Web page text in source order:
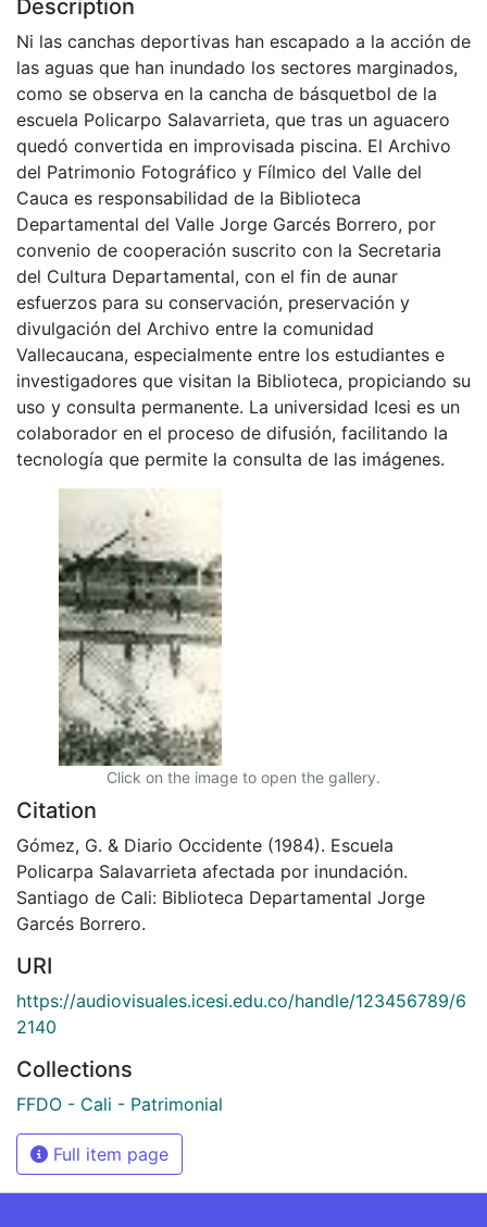
Description
Ni las canchas deportivas han escapado a la acción de
las aguas que han inundado los sectores marginados,
como se observa en la cancha de básquetbol de la
escuela Policarpo Salavarrieta, que tras un aguacero
quedó convertida en improvisada piscina. El Archivo
del Patrimonio Fotográfico y Fílmico del Valle del
Cauca es responsabilidad de la Biblioteca
Departamental del Valle Jorge Garcés Borrero, por
convenio de cooperación suscrito con la Secretaria
del Cultura Departamental, con el fin de aunar
esfuerzos para su conservación, preservación y
divulgación del Archivo entre la comunidad
Vallecaucana, especialmente entre los estudiantes e
investigadores que visitan la Biblioteca, propiciando su
uso y consulta permanente. La universidad Icesi es un
colaborador en el proceso de difusión, facilitando la
tecnología que permite la consulta de las imágenes.
Click on the image to open the gallery.
Citation
Gómez, G. & Diario Occidente (1984). Escuela
Policarpa Salavarrieta afectada por inundación.
Santiago de Cali: Biblioteca Departamental Jorge
Garcés Borrero.
URI
https://audiovisuales.icesi.edu.co/handle/123456789/6
2140
Collections
FFDO - Cali - Patrimonial
Full item page